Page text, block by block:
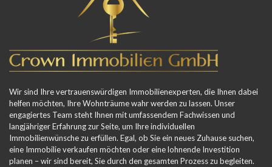
Wir sind Ihre vertrauenswürdigen Immobilienexperten, die Ihnen dabei
helfen möchten, Ihre Wohnträume wahr werden zu lassen. Unser
engagiertes Team steht Ihnen mit umfassendem Fachwissen und
langjähriger Erfahrung zur Seite, um Ihre individuellen
Immobilienwünsche zu erfüllen. Egal, ob Sie ein neues Zuhause suchen,
eine Immobilie verkaufen möchten oder eine lohnende Investition
planen – wir sind bereit, Sie durch den gesamten Prozess zu begleiten.